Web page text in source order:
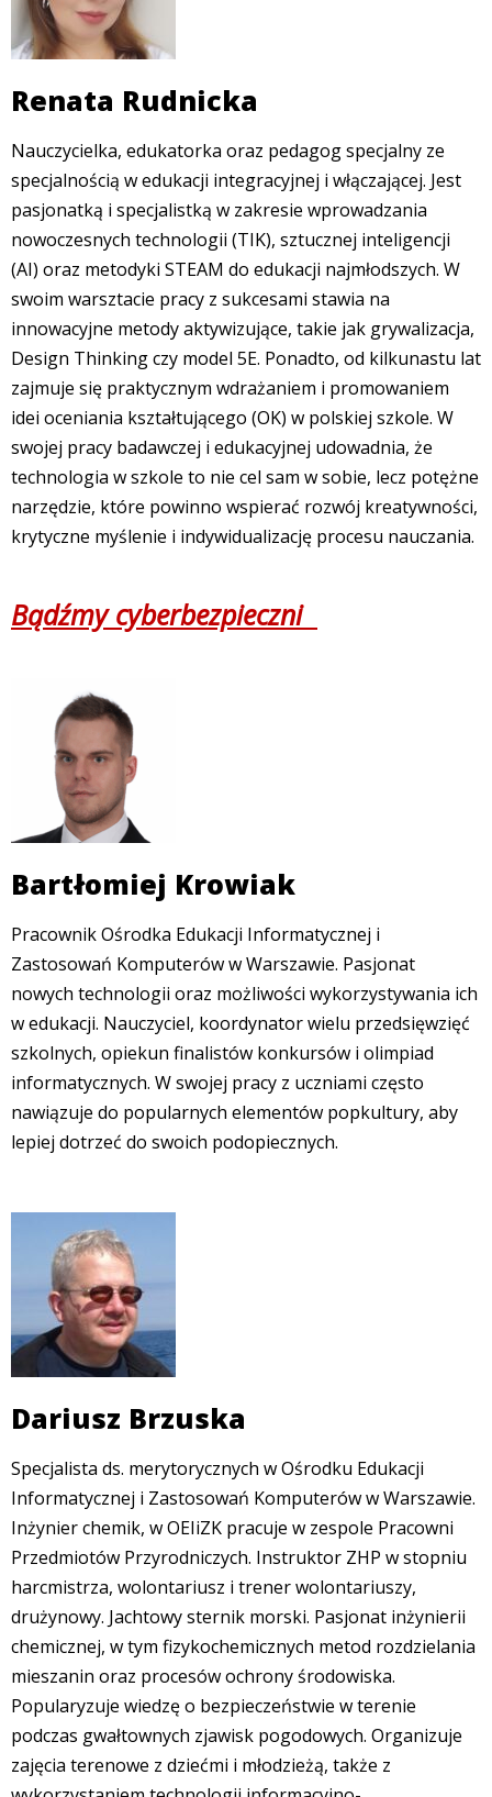
Renata Rudnicka
Nauczycielka, edukatorka oraz pedagog specjalny ze
specjalnością w edukacji integracyjnej i włączającej. Jest
pasjonatką i specjalistką w zakresie wprowadzania
nowoczesnych technologii (TIK), sztucznej inteligencji
(AI) oraz metodyki STEAM do edukacji najmłodszych. W
swoim warsztacie pracy z sukcesami stawia na
innowacyjne metody aktywizujące, takie jak grywalizacja,
Design Thinking czy model 5E. Ponadto, od kilkunastu lat
zajmuje się praktycznym wdrażaniem i promowaniem
idei oceniania kształtującego (OK) w polskiej szkole. W
swojej pracy badawczej i edukacyjnej udowadnia, że
technologia w szkole to nie cel sam w sobie, lecz potężne
narzędzie, które powinno wspierać rozwój kreatywności,
krytyczne myślenie i indywidualizację procesu nauczania.
Bądźmy cyberbezpieczni
Bartłomiej Krowiak
Pracownik Ośrodka Edukacji Informatycznej i
Zastosowań Komputerów w Warszawie. Pasjonat
nowych technologii oraz możliwości wykorzystywania ich
w edukacji. Nauczyciel, koordynator wielu przedsięwzięć
szkolnych, opiekun finalistów konkursów i olimpiad
informatycznych. W swojej pracy z uczniami często
nawiązuje do popularnych elementów popkultury, aby
lepiej dotrzeć do swoich podopiecznych.
Dariusz Brzuska
Specjalista ds. merytorycznych w Ośrodku Edukacji
Informatycznej i Zastosowań Komputerów w Warszawie.
Inżynier chemik, w OEIiZK pracuje w zespole Pracowni
Przedmiotów Przyrodniczych. Instruktor ZHP w stopniu
harcmistrza, wolontariusz i trener wolontariuszy,
drużynowy. Jachtowy sternik morski. Pasjonat inżynierii
chemicznej, w tym fizykochemicznych metod rozdzielania
mieszanin oraz procesów ochrony środowiska.
Popularyzuje wiedzę o bezpieczeństwie w terenie
podczas gwałtownych zjawisk pogodowych. Organizuje
zajęcia terenowe z dziećmi i młodzieżą, także z